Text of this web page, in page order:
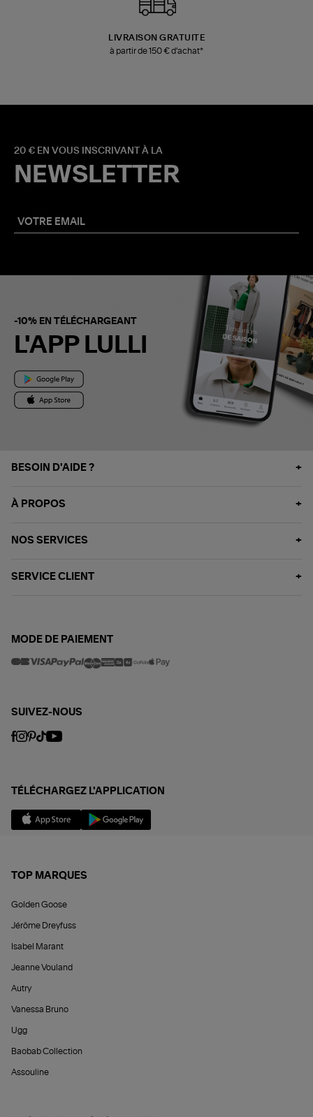
LIVRAISON GRATUITE
à partir de 150 € d'achat*
20 € EN VOUS INSCRIVANT À LA
NEWSLETTER
-10% EN TÉLÉCHARGEANT
L'APP LULLI
BESOIN D'AIDE ?
À PROPOS
NOS SERVICES
SERVICE CLIENT
MODE DE PAIEMENT
SUIVEZ-NOUS
TÉLÉCHARGEZ L'APPLICATION
TOP MARQUES
Golden Goose
Jérôme Dreyfuss
Isabel Marant
Jeanne Vouland
Autry
Vanessa Bruno
Ugg
Baobab Collection
Assouline